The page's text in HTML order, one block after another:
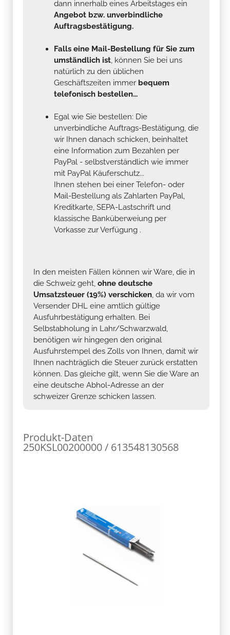
dann innerhalb eines Arbeitstages ein
Angebot bzw. unverbindliche
Auftragsbestätigung.
Falls eine Mail-Bestellung für Sie zum
umständlich ist, können Sie bei uns
natürlich zu den üblichen
Geschäftszeiten immer bequem
telefonisch bestellen...
Egal wie Sie bestellen: Die
unverbindliche Auftrags-Bestätigung, die
wir Ihnen danach schicken, beinhaltet
eine Information zum Bezahlen per
PayPal - selbstverständlich wie immer
mit PayPal Käuferschutz...
Ihnen stehen bei einer Telefon- oder
Mail-Bestellung als Zahlarten PayPal,
Kreditkarte, SEPA-Lastschrift und
klassische Banküberweiung per
Vorkasse zur Verfügung .
In den meisten Fällen können wir Ware, die in
die Schweiz geht, ohne deutsche
Umsatzsteuer (19%) verschicken, da wir vom
Versender DHL eine amtlich gültige
Ausfuhrbestätigung erhalten. Bei
Selbstabholung in Lahr/Schwarzwald,
benötigen wir hingegen den original
Ausfuhrstempel des Zolls von Ihnen, damit wir
Ihnen nachträglich die Steuer zurück erstatten
können. Das gleiche gilt, wenn Sie die Ware an
eine deutsche Abhol-Adresse an der
schweizer Grenze schicken lassen.
Produkt-Daten
250KSL00200000 / 613548130568